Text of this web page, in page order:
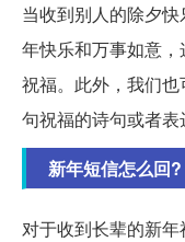
当收到别人的除夕
年快乐和万事如意
祝福。此外，我们
句祝福的诗句或者表
新年短信怎么回?
对于收到长辈的新